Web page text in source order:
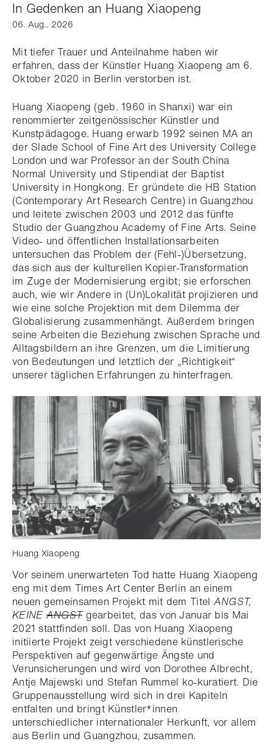
In Gedenken an Huang Xiaopeng
06. Aug.. 2026
Mit tiefer Trauer und Anteilnahme haben wir
erfahren, dass der Künstler Huang Xiaopeng am 6.
Oktober 2020 in Berlin verstorben ist.
Huang Xiaopeng (geb. 1960 in Shanxi) war ein
renommierter zeitgenössischer Künstler und
Kunstpädagoge. Huang erwarb 1992 seinen MA an
der Slade School of Fine Art des University College
London und war Professor an der South China
Normal University und Stipendiat der Baptist
University in Hongkong. Er gründete die HB Station
(Contemporary Art Research Centre) in Guangzhou
und leitete zwischen 2003 und 2012 das fünfte
Studio der Guangzhou Academy of Fine Arts. Seine
Video- und öffentlichen Installationsarbeiten
untersuchen das Problem der (Fehl-)Übersetzung,
das sich aus der kulturellen Kopier-Transformation
im Zuge der Modernisierung ergibt; sie erforschen
auch, wie wir Andere in (Un)Lokalität projizieren und
wie eine solche Projektion mit dem Dilemma der
Globalisierung zusammenhängt. Außerdem bringen
seine Arbeiten die Beziehung zwischen Sprache und
Alltagsbildern an ihre Grenzen, um die Limitierung
von Bedeutungen und letztlich der „Richtigkeit“
unserer täglichen Erfahrungen zu hinterfragen.
Huang Xiaopeng
Vor seinem unerwarteten Tod hatte Huang Xiaopeng
eng mit dem Times Art Center Berlin an einem
neuen gemeinsamen Projekt mit dem Titel ANGST,
KEINEANGST gearbeitet, das von Januar bis Mai
2021 stattfinden soll. Das von Huang Xiaopeng
initiierte Projekt zeigt verschiedene künstlerische
Perspektiven auf gegenwärtige Ängste und
Verunsicherungen und wird von Dorothee Albrecht,
Antje Majewski und Stefan Rummel ko-kuratiert. Die
Gruppenausstellung wird sich in drei Kapiteln
entfalten und bringt Künstler*innen
unterschiedlicher internationaler Herkunft, vor allem
aus Berlin und Guangzhou, zusammen.